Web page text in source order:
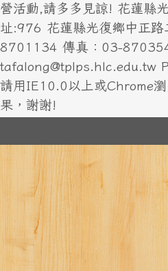
營活動,請多多見諒! 花蓮縣
址:976 花蓮縣光復鄉中正
8701134 傳真：03-
tafalong@tplps.hlc.edu.tw
請用IE10.0以上或Chrome
果，謝謝!